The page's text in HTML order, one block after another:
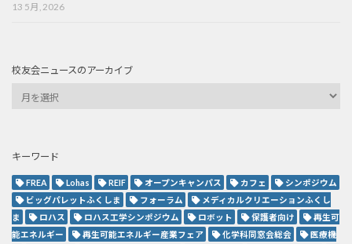
13 5月, 2026
校友会ニュースのアーカイブ
キーワード
FREA Lohas REIF オープンキャンパス カフェ
シンポジウム
ビッグパレットふくしま
フォーラム
メディカルクリエーションふくし
ま
ロハス ロハス工学シンポジウム ロボット 保護者向け
再生可
能エネルギー
再生可能エネルギー産業フェア 化学科同窓会総会
医療機